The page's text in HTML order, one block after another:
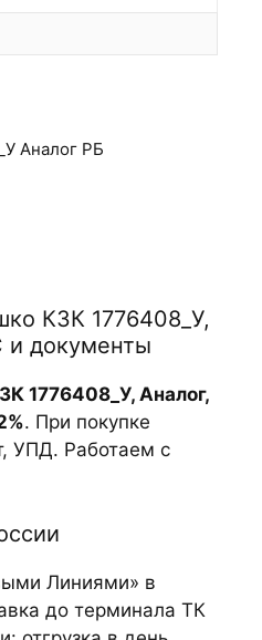
Аналог РБ
КЗК 1776408_У,
и документы
1776408_У, Аналог,
. При покупке
УПД. Работаем с
Линиями» в
до терминала ТК